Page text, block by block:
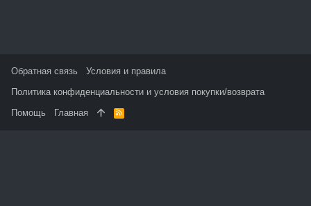
Обратная связь
Условия и правила
Политика конфиденциальности и условия покупки/возврата
Помощь
Главная
R